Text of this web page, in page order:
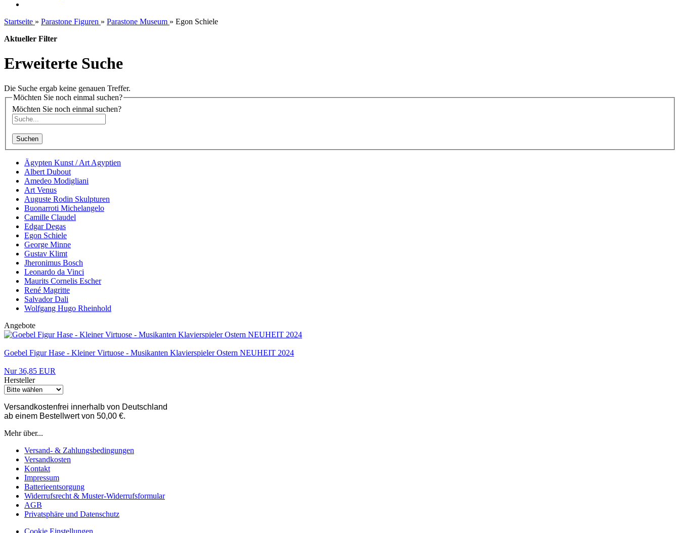
Startseite » Parastone Figuren » Parastone Museum » Egon Schiele
Aktueller Filter
Erweiterte Suche
Die Suche ergab keine genauen Treffer.
Möchten Sie noch einmal suchen?
Möchten Sie noch einmal suchen?
Suchen
Ägypten Kunst / Art Agyptien
Albert Dubout
Amedeo Modigliani
Art Venus
Auguste Rodin Skulpturen
Buonarroti Michelangelo
Camille Claudel
Edgar Degas
Egon Schiele
George Minne
Gustav Klimt
Jheronimus Bosch
Leonardo da Vinci
Maurits Cornelis Escher
René Magritte
Salvador Dali
Wolfgang Hugo Rheinhold
Angebote
Goebel Figur Hase - Kleiner Virtuose - Musikanten Klavierspieler Ostern NEUHEIT 2024
Nur 36,85 EUR
Hersteller
Versandkostenfrei innerhalb von Deutschland
ab einem Bestellwert von 50,00 €.
Mehr über...
Versand- & Zahlungsbedingungen
Versandkosten
Kontakt
Impressum
Batterieentsorgung
Widerrufsrecht & Muster-Widerrufsformular
AGB
Privatsphäre und Datenschutz